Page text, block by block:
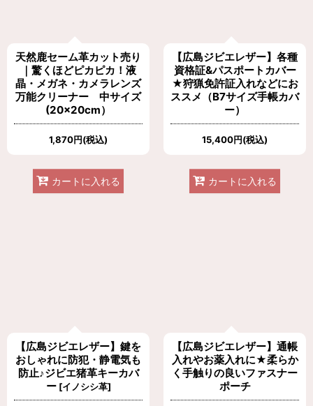
天然鹿セーム革カット売り
｜驚くほどピカピカ！液
晶・メガネ・カメラレンズ
万能クリーナー 中サイズ
(20×20cm）
1,870円(税込)
カートに入れる
【広島ジビエレザー】各種
資格証&パスポートカバー
★狩猟免許証入れなどにお
ススメ（B7サイズ手帳カバ
ー）
15,400円(税込)
カートに入れる
【広島ジビエレザー】鍵を
おしゃれに防犯・静電気も
防止♪ジビエ猪革キーカバ
ー [イノシシ革]
【広島ジビエレザー】通帳
入れやお薬入れに★柔らか
く手触りの良いファスナー
ポーチ